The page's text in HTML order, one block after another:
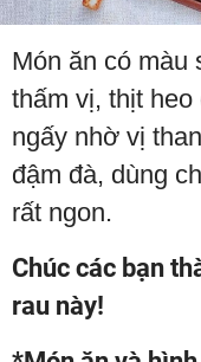
Món ăn có màu
thấm vị, thịt
ngấy nhờ vị
đậm đà, dùng
rất ngon.
Chúc các bạn
rau này!